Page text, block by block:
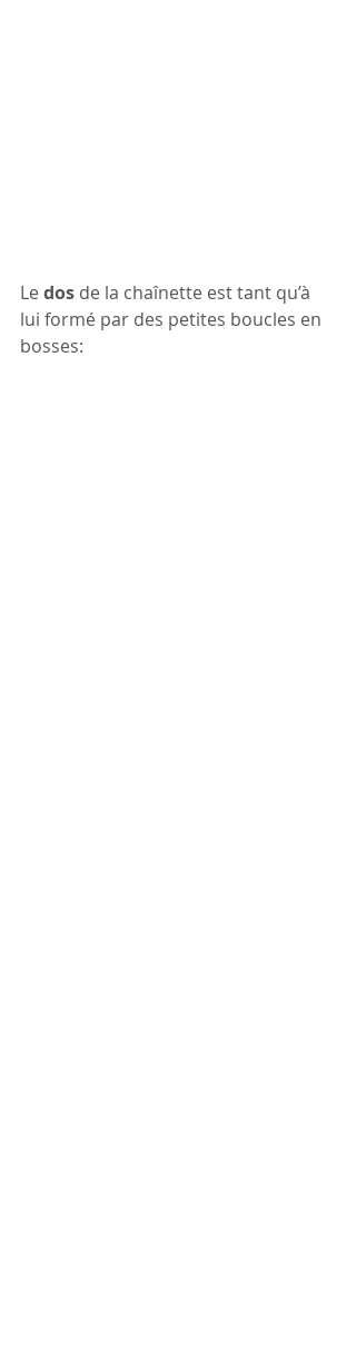
Le dos de la chaînette est tant qu’à
lui formé par des petites boucles en
bosses: